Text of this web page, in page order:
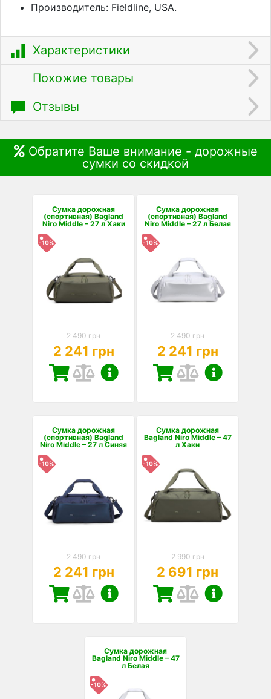
Производитель: Fieldline, USA.
Характеристики
Похожие товары
Отзывы
Обратите Ваше внимание - дорожные
сумки со скидкой
Сумка дорожная
(спортивная) Bagland
Niro Middle – 27 л Хаки
-10%
2 490 грн
2 241 грн
Сумка дорожная
(спортивная) Bagland
Niro Middle – 27 л Белая
-10%
2 490 грн
2 241 грн
Сумка дорожная
(спортивная) Bagland
Niro Middle – 27 л Синяя
-10%
2 490 грн
2 241 грн
Сумка дорожная
Bagland Niro Middle – 47
л Хаки
-10%
2 990 грн
2 691 грн
Сумка дорожная
Bagland Niro Middle – 47
л Белая
-10%